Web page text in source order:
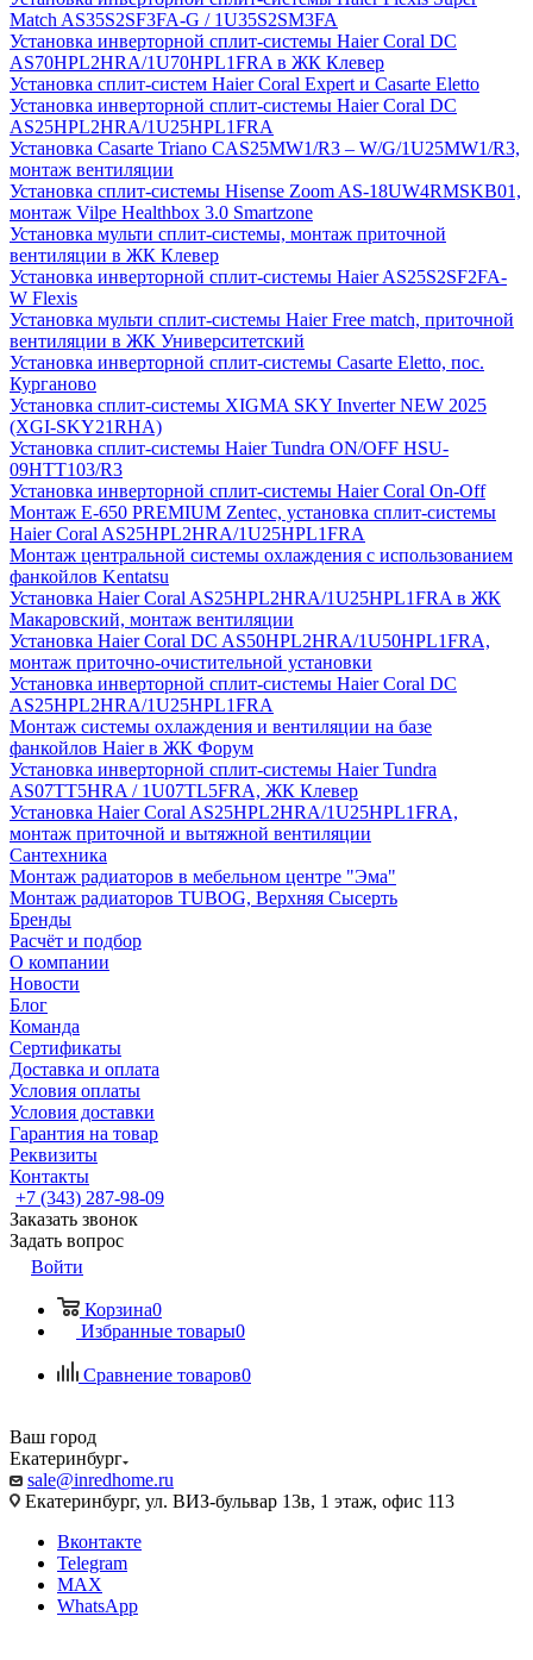
Match AS35S2SF3FA-G / 1U35S2SM3FA
Установка инверторной сплит-системы Haier Coral DC
AS70HPL2HRA/1U70HPL1FRA в ЖК Клевер
Установка сплит-систем Haier Coral Expert и Casarte Eletto
Установка инверторной сплит-системы Haier Coral DC
AS25HPL2HRA/1U25HPL1FRA
Установка Casarte Triano CAS25MW1/R3 – W/G/1U25MW1/R3,
монтаж вентиляции
Установка сплит-системы Hisense Zoom AS-18UW4RMSKB01,
монтаж Vilpe Healthbox 3.0 Smartzone
Установка мульти сплит-системы, монтаж приточной
вентиляции в ЖК Клевер
Установка инверторной сплит-системы Haier AS25S2SF2FA-
W Flexis
Установка мульти сплит-системы Haier Free match, приточной
вентиляции в ЖК Университетский
Установка инверторной сплит-системы Casarte Eletto, пос.
Курганово
Установка сплит-системы XIGMA SKY Inverter NEW 2025
(XGI-SKY21RHA)
Установка сплит-системы Haier Tundra ON/OFF HSU-
09HTT103/R3
Установка инверторной сплит-системы Haier Coral On-Off
Монтаж E-650 PREMIUM Zentec, установка сплит-системы
Haier Coral AS25HPL2HRA/1U25HPL1FRA
Монтаж центральной системы охлаждения с использованием
фанкойлов Kentatsu
Установка Haier Coral AS25HPL2HRA/1U25HPL1FRA в ЖК
Макаровский, монтаж вентиляции
Установка Haier Coral DC AS50HPL2HRA/1U50HPL1FRA,
монтаж приточно-очистительной установки
Установка инверторной сплит-системы Haier Coral DC
AS25HPL2HRA/1U25HPL1FRA
Монтаж системы охлаждения и вентиляции на базе
фанкойлов Haier в ЖК Форум
Установка инверторной сплит-системы Haier Tundra
AS07TT5HRA / 1U07TL5FRA, ЖК Клевер
Установка Haier Coral AS25HPL2HRA/1U25HPL1FRA,
монтаж приточной и вытяжной вентиляции
Сантехника
Монтаж радиаторов в мебельном центре "Эма"
Монтаж радиаторов TUBOG, Верхняя Сысерть
Бренды
Расчёт и подбор
О компании
Новости
Блог
Команда
Сертификаты
Доставка и оплата
Условия оплаты
Условия доставки
Гарантия на товар
Реквизиты
Контакты
+7 (343) 287-98-09
Заказать звонок
Задать вопрос
Войти
Корзина0
Избранные товары0
Сравнение товаров0
Ваш город
Екатеринбург
sale@inredhome.ru
Екатеринбург, ул. ВИЗ-бульвар 13в, 1 этаж, офис 113
Вконтакте
Telegram
MAX
WhatsApp